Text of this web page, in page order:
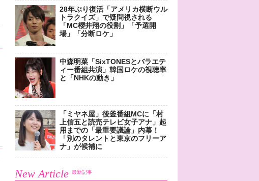
28年ぶり復活「アメリカ横断ウル
トラクイズ」で疑問視される
「MC櫻井翔の役割」「予選開
場」「分断ロケ」
中森明菜「SixTONESとバラエテ
ィー番組共演」韓国ロケの視聴率
と「NHKの動き」
「ミヤネ屋」後釜番組MCに「村
上信五と読売テレビ女子アナ」起
用までの「最重要議論」内幕！
「別のタレントと東京のフリーア
ナ」が候補に
New Article 最新記事